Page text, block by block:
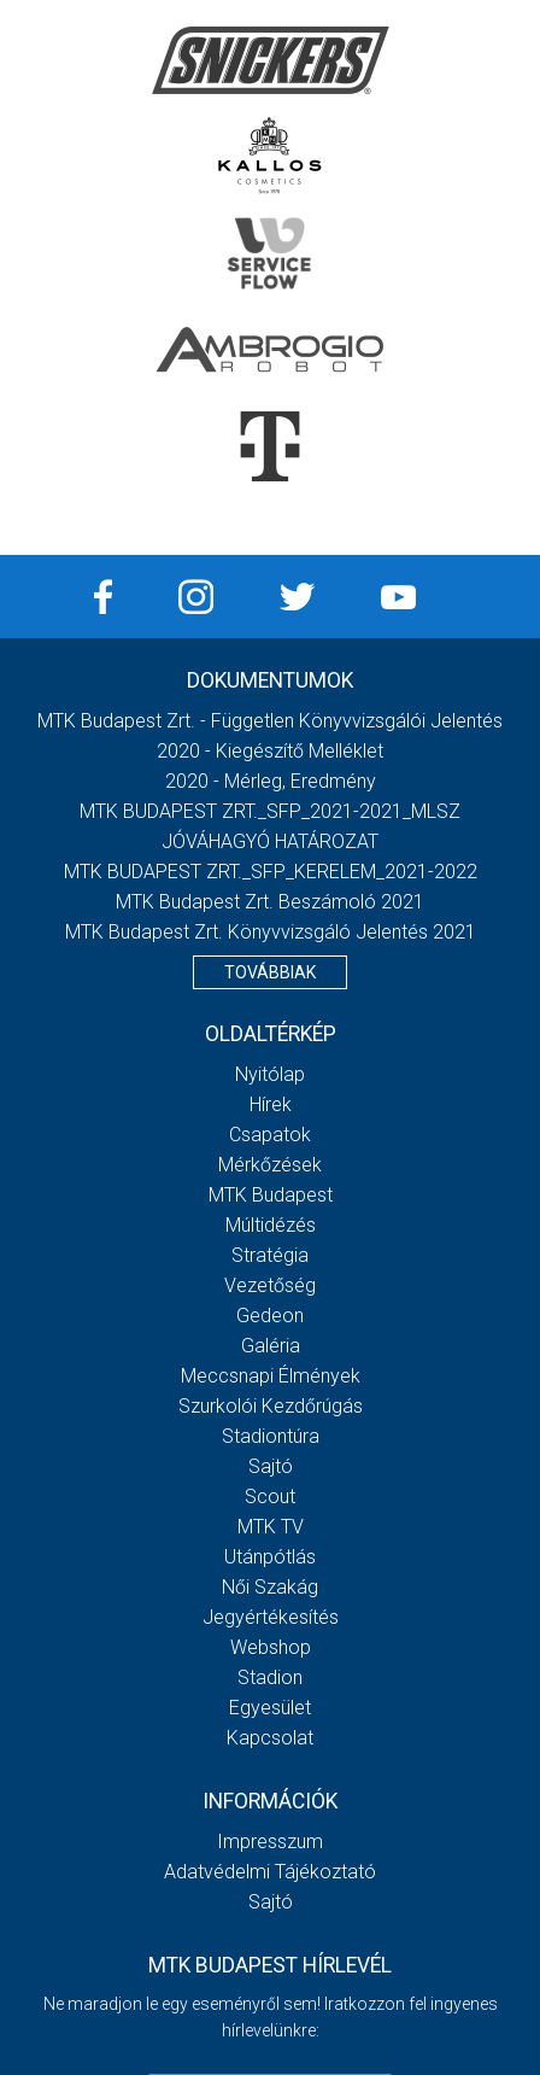
DOKUMENTUMOK
MTK Budapest Zrt. - Független Könyvvizsgálói Jelentés
2020 - Kiegészítő Melléklet
2020 - Mérleg, Eredmény
MTK BUDAPEST ZRT._SFP_2021-2021_MLSZ
JÓVÁHAGYÓ HATÁROZAT
MTK BUDAPEST ZRT._SFP_KERELEM_2021-2022
MTK Budapest Zrt. Beszámoló 2021
MTK Budapest Zrt. Könyvvizsgáló Jelentés 2021
TOVÁBBIAK
OLDALTÉRKÉP
Nyitólap
Hírek
Csapatok
Mérkőzések
MTK Budapest
Múltidézés
Stratégia
Vezetőség
Gedeon
Galéria
Meccsnapi Élmények
Szurkolói Kezdőrúgás
Stadiontúra
Sajtó
Scout
MTK TV
Utánpótlás
Női Szakág
Jegyértékesítés
Webshop
Stadion
Egyesület
Kapcsolat
INFORMÁCIÓK
Impresszum
Adatvédelmi Tájékoztató
Sajtó
MTK BUDAPEST HÍRLEVÉL
Ne maradjon le egy eseményről sem! Iratkozzon fel ingyenes
hírlevelünkre: